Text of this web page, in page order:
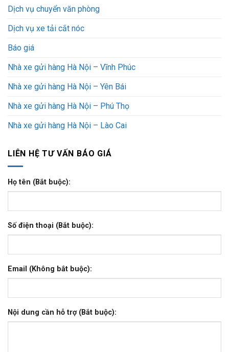
Dịch vụ chuyển văn phòng
Dịch vụ xe tải cắt nóc
Báo giá
Nhà xe gửi hàng Hà Nội – Vĩnh Phúc
Nhà xe gửi hàng Hà Nội – Yên Bái
Nhà xe gửi hàng Hà Nội – Phú Thọ
Nhà xe gửi hàng Hà Nội – Lào Cai
LIÊN HỆ TƯ VẤN BÁO GIÁ
Họ tên (Bắt buộc):
Số điện thoại (Bắt buộc):
Email (Không bắt buộc):
Nội dung cần hỗ trợ (Bắt buộc):